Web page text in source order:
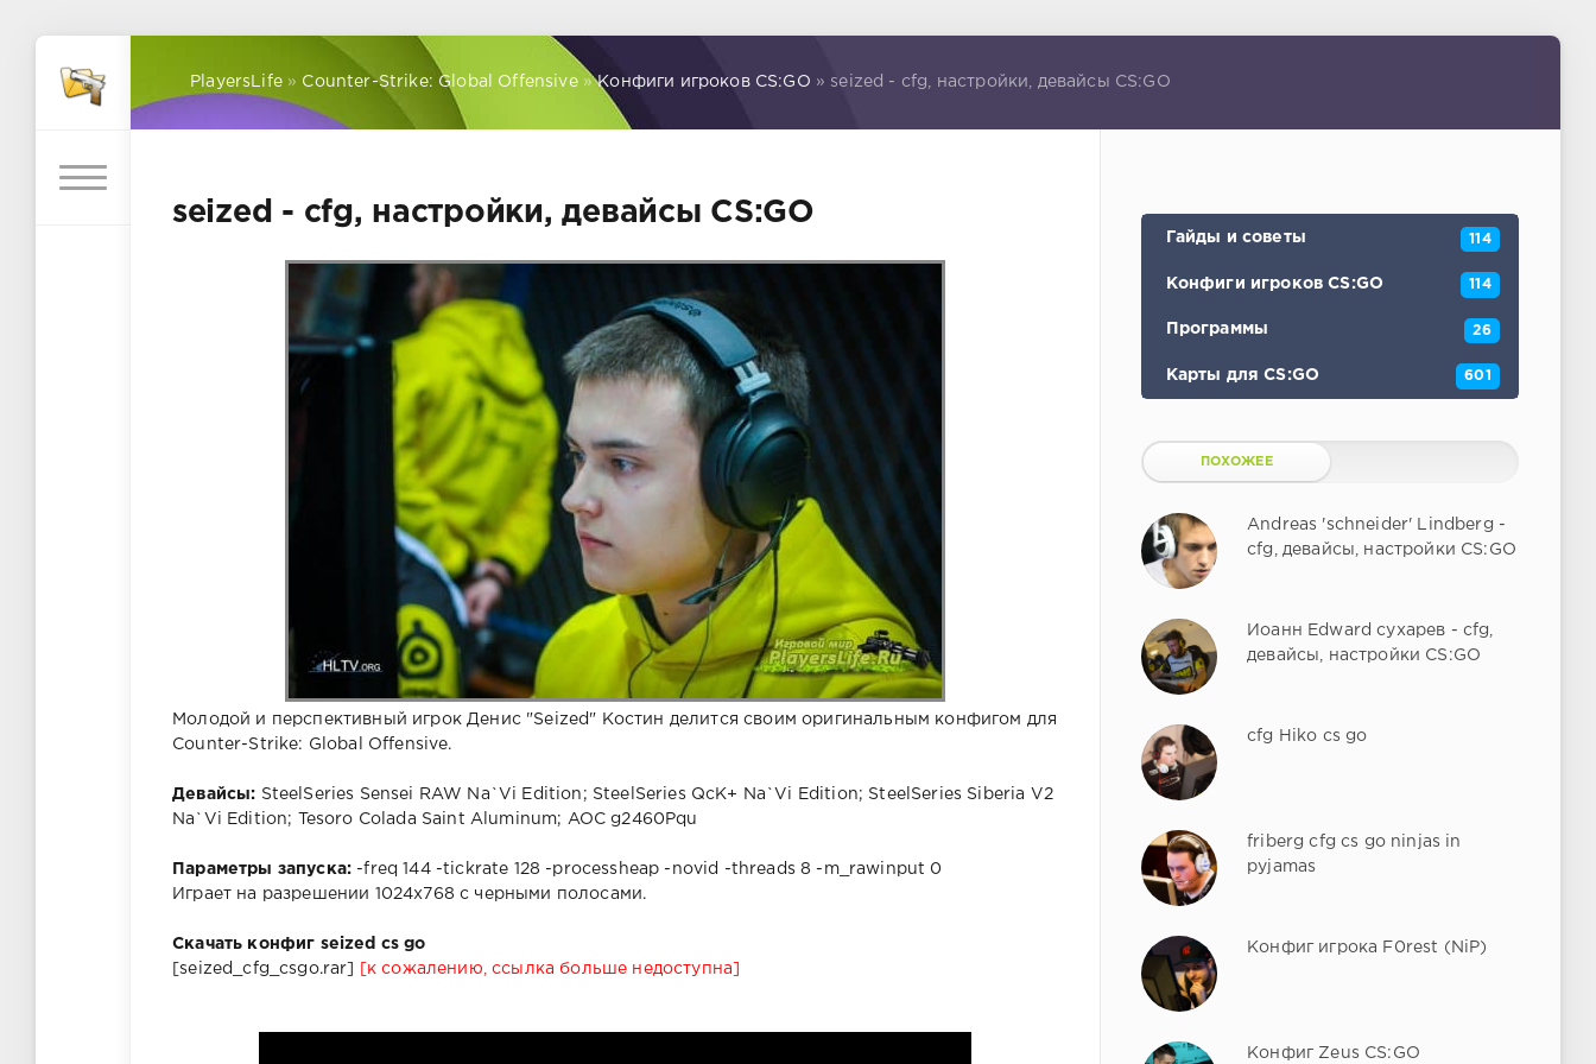
PlayersLife» Counter-Strike: Global Offensive»Конфиги игроков CS:GO » seized - cfg, настройки, девайсы CS:GO
seized - cfg, настройки, девайсы CS:GO
Молодой и перспективный игрок Денис "Seized" Костин делится своим оригинальным конфигом для
Counter-Strike: Global Offensive.
Девайсы: SteelSeries Sensei RAW Na`Vi Edition; SteelSeries QcK+ Na`Vi Edition; SteelSeries Siberia V2
Na`Vi Edition; Tesoro Colada Saint Aluminum; AOC g2460Pqu
Параметры запуска: -freq 144 -tickrate 128 -processheap -novid -threads 8 -m_rawinput 0
Играет на разрешении 1024х768 с черными полосами.
Скачать конфиг seized cs go
[seized_cfg_csgo.rar]
[к сожалению, ссылка больше недоступна]
Гайды и советы 114
Конфиги игроков CS:GO 114
Программы 26
Карты для CS:GO 601
ПОХОЖЕЕ
Andreas 'schneider' Lindberg -
cfg, девайсы, настройки CS:GO
Иоанн Edward сухарев - cfg,
девайсы, настройки CS:GO
cfg Hiko cs go
friberg cfg cs go ninjas in
pyjamas
Конфиг игрока F0rest (NiP)
Конфиг Zeus CS:GO